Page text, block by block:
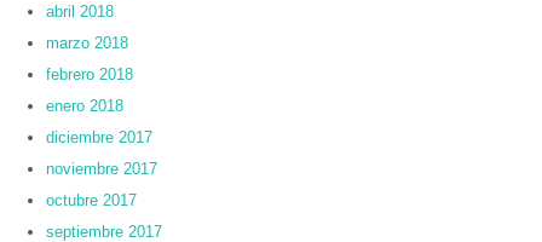
abril 2018
marzo 2018
febrero 2018
enero 2018
diciembre 2017
noviembre 2017
octubre 2017
septiembre 2017